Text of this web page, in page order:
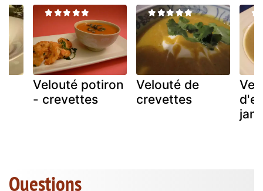
Velouté potiron
- crevettes
Velouté de
crevettes
Questions